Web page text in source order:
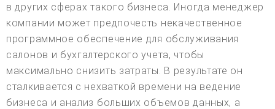
в других сферах такого бизнеса. Иногда менеджер
компании может предпочесть некачественное
программное обеспечение для обслуживания
салонов и бухгалтерского учета, чтобы
максимально снизить затраты. В результате он
сталкивается с нехваткой времени на ведение
бизнеса и анализ больших объемов данных, а